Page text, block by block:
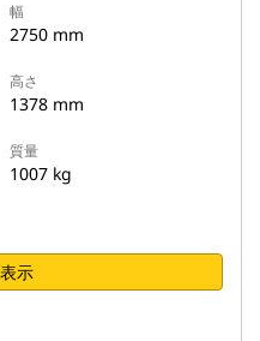
幅
2750 mm
高さ
1378 mm
質量
1007 kg
示